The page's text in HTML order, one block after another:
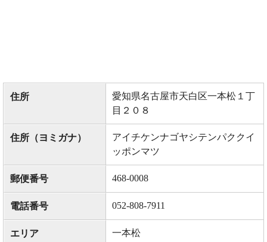
住所
愛知県名古屋市天白区一本松１丁
目２０８
住所（ヨミガナ）
アイチケンナゴヤシテンパククイ
ッポンマツ
郵便番号 468-0008
電話番号 052-808-7911
エリア 一本松